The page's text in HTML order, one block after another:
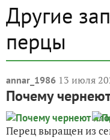
Другие
перцы
annar_1986 13 июля
Почему
Перец выращен из